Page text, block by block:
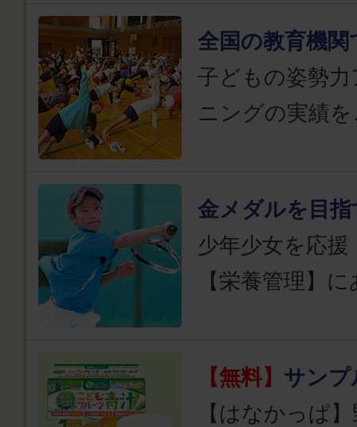
全国の教育機関
子どもの姿勢
ニングの実績
金メダルを目指
少年少女を応
【栄養管理】
【無料】 サンプ
【はなかっぱ